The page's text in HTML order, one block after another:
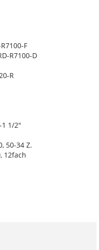
F
R7100-D
R
1 1/2"
50-34 Z.
12fach